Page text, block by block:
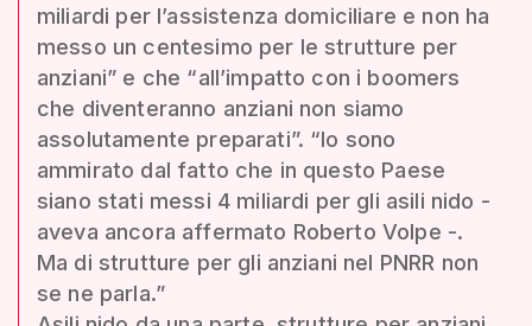
miliardi per l’assistenza domiciliare e non ha
messo un centesimo per le strutture per
anziani” e che “all’impatto con i boomers
che diventeranno anziani non siamo
assolutamente preparati”. “Io sono
ammirato dal fatto che in questo Paese
siano stati messi 4 miliardi per gli asili nido -
aveva ancora affermato Roberto Volpe -.
Ma di strutture per gli anziani nel PNRR non
se ne parla.”